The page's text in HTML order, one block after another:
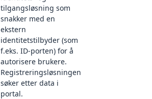
tilgangsløsning som
snakker med en
ekstern
identitetstilbyder (som
f.eks. ID-porten) for å
autorisere brukere.
Registreringsløsningen
søker etter data i
portal.